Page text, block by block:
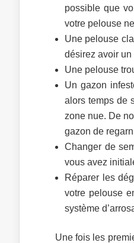
possible que
votre pelouse
Une pelouse
désirez avoir
Une pelouse
Un gazon
alors temps de
zone nue. De
gazon de
Changer de
vous avez
Réparer les
votre pelouse
système
Une fois les